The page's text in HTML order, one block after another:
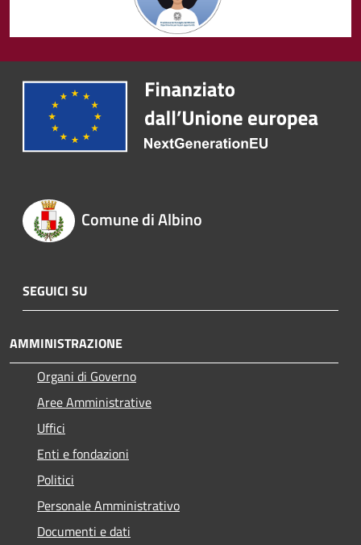
Comune di Albino
SEGUICI SU
AMMINISTRAZIONE
Organi di Governo
Aree Amministrative
Uffici
Enti e fondazioni
Politici
Personale Amministrativo
Documenti e dati